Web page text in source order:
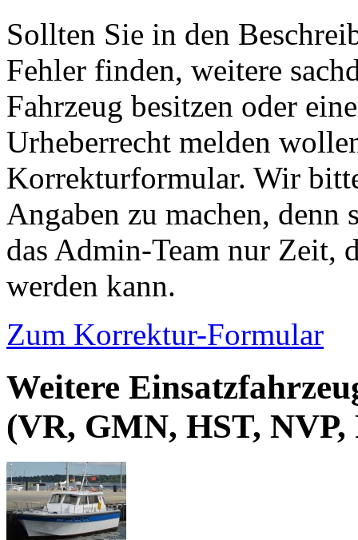
Sollten Sie in den
Fehler finden, weitere
Fahrzeug besitzen oder
Urheberrecht melden
Korrekturformular. Wir
Angaben zu machen,
das Admin-Team nur Zeit,
werden kann.
Zum Korrektur-Formular
Weitere
(VR, GMN, HST, NVP,